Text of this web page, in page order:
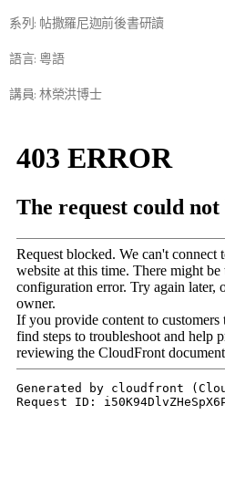
系列: 帖撒羅尼迦前後書研讀
語言: 粵語
講員: 林榮洪博士